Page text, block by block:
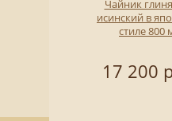
Чайник
исинский в
стиле 800
17 200